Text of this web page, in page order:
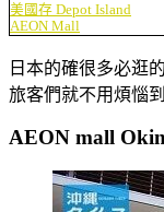
美國存 Depot Island
AEON Mall
日本的確很多必逛
旅客們就不用煩惱
AEON mall